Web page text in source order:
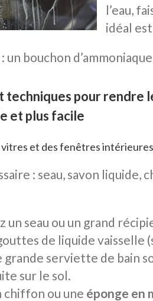
l’eau,
idéal
bouchon d’ammoniaque
techniques pour rendre
et plus facile
et des fenêtres intérieures
: seau, savon liquide,
un seau ou un grand
de liquide vaisselle
grande serviette de bain
sur le sol.
chiffon ou une éponge en